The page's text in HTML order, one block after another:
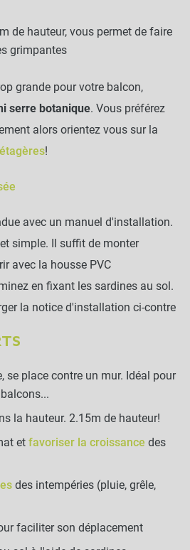
de hauteur, vous permet de faire
grimpantes
grande pour votre balcon,
serre botanique. Vous préférez
alors orientez vous sur la
!
avec un manuel d'installation.
simple. Il suffit de monter
avec la housse PVC
en fixant les sardines au sol.
la notice d'installation ci-contre
se place contre un mur. Idéal pour
la hauteur. 2.15m de hauteur!
et favoriser la croissance des
des intempéries (pluie, grêle,
faciliter son déplacement